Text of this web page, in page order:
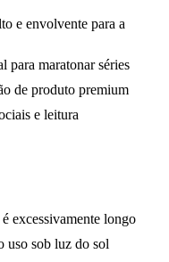
e envolvente para a
para maratonar séries
de produto premium
e leitura
excessivamente longo
uso sob luz do sol